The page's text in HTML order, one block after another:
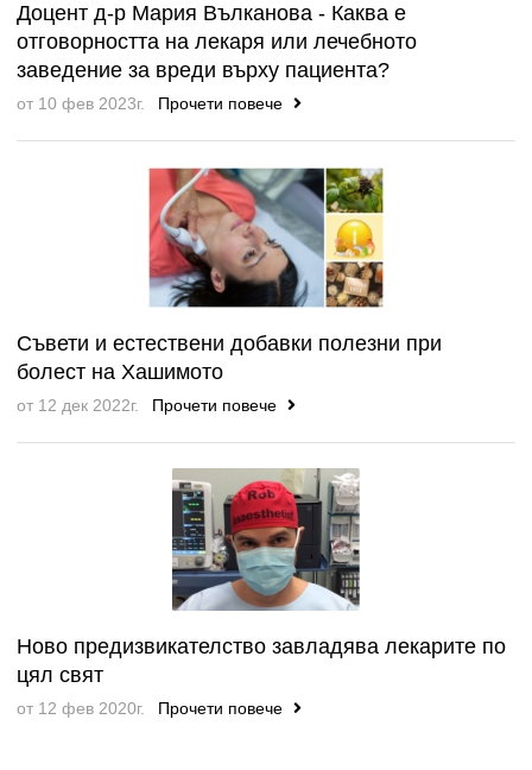
Доцент д-р Мария Вълканова - Каква е
отговорността на лекаря или лечебното
заведение за вреди върху пациента?
от 10 фев 2023г. Прочети повече
Съвети и естествени добавки полезни при
болест на Хашимото
от 12 дек 2022г. Прочети повече
Ново предизвикателство завладява лекарите по
цял свят
от 12 фев 2020г. Прочети повече